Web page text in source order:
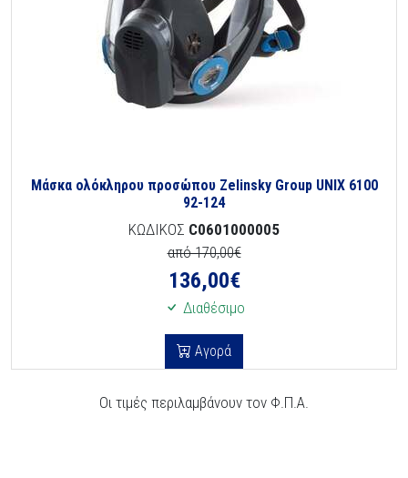
Μάσκα ολόκληρου προσώπου Zelinsky Group UNIX 6100
92-124
ΚΩΔΙΚΟΣ C0601000005
από 170,00€
136,00€
Διαθέσιμο
Αγορά
Οι τιμές περιλαμβάνουν τον Φ.Π.Α.